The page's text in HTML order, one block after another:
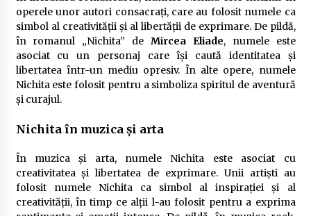
operele unor autori consacrați, care au folosit numele ca
simbol al creativității și al libertății de exprimare. De pildă,
în romanul „Nichita” de Mircea Eliade, numele este
asociat cu un personaj care își caută identitatea și
libertatea într-un mediu opresiv. În alte opere, numele
Nichita este folosit pentru a simboliza spiritul de aventură
și curajul.
Nichita în muzica și arta
În muzica și arta, numele Nichita este asociat cu
creativitatea și libertatea de exprimare. Unii artiști au
folosit numele Nichita ca simbol al inspirației și al
creativității, în timp ce alții l-au folosit pentru a exprima